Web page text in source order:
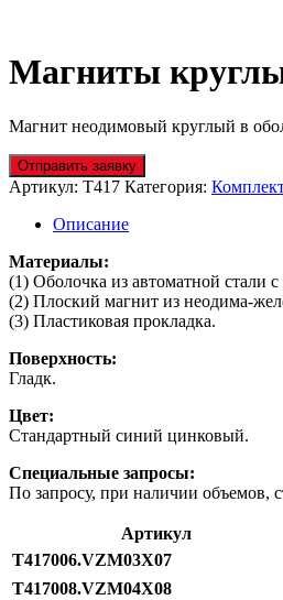
Магниты
Магнит неодимовый круглый в
Отправить заявку
Артикул: T417 Категория:
Описание
Материалы:
(1) Оболочка из автоматной стали
(2) Плоский магнит из неодима-
(3) Пластиковая прокладка.
Поверхность:
Гладк.
Цвет:
Стандартный синий цинковый.
Специальные запросы:
По запросу, при наличии объемов,
Артикул
T417006.VZM03X07
T417008.VZM04X08